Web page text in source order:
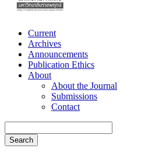
Current
Archives
Announcements
Publication Ethics
About
About the Journal
Submissions
Contact
Search